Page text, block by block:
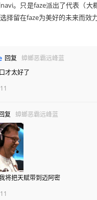
。只是faze派出了代表（
择留在faze为美好的未来而效
回复 蟑螂恶霸远峰蓝
才太好了
复 蟑螂恶霸远峰蓝
将把天赋带到迈阿密